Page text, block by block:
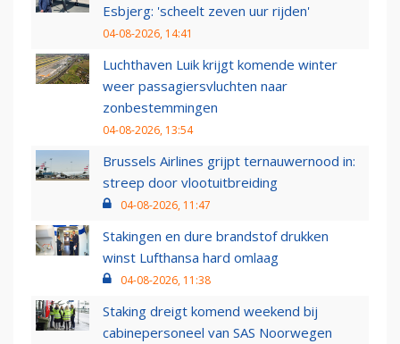
Esbjerg: 'scheelt zeven uur rijden'
04-08-2026, 14:41
Luchthaven Luik krijgt komende winter
weer passagiersvluchten naar
zonbestemmingen
04-08-2026, 13:54
Brussels Airlines grijpt ternauwernood in:
streep door vlootuitbreiding
04-08-2026, 11:47
Stakingen en dure brandstof drukken
winst Lufthansa hard omlaag
04-08-2026, 11:38
Staking dreigt komend weekend bij
cabinepersoneel van SAS Noorwegen